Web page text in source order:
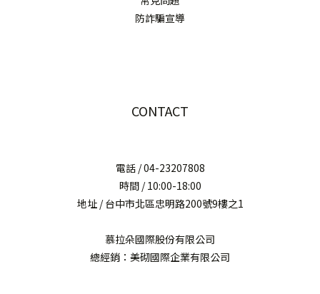
防詐騙宣導
CONTACT
電話 / 04-23207808
時間 / 10:00-18:00
地址 / 台中市北區忠明路200號9樓之1
慕拉朵國際股份有限公司
總經銷：美砌國際企業有限公司